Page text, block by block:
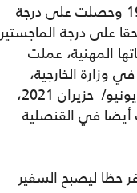
ونقلا عن مصادر مفتوحة، من المعروف أن كولتر ولدت في لوس أنجلوس عام 1976 وحصلت على درجة
على درجة الماجستير
المهنية، عملت
وزارة الخارجية،
شغلت كولتر العديد من المناصب العليا. وفي الفترة من سبتمبر/ أيلول 2018 إلى يونيو/ حزيران 2021،
في القنصلية
هو الأوفر حظا ليصبح السفير